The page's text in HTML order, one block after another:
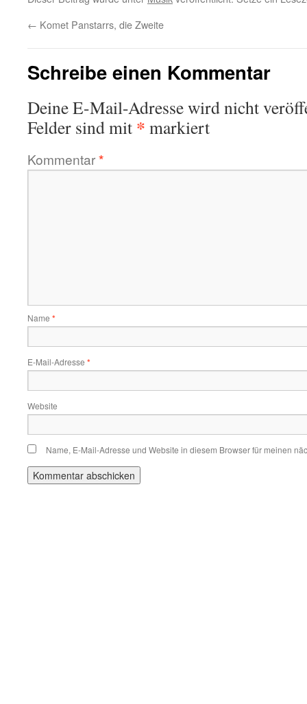
← Komet Panstarrs, die Zweite
Schreibe einen Kommentar
Deine E-Mail-Adresse wird nicht
Felder sind mit * markiert
Kommentar*
Name *
E-Mail-Adresse *
Website
Name, E-Mail-Adresse und Website in diesem Browser für meinen